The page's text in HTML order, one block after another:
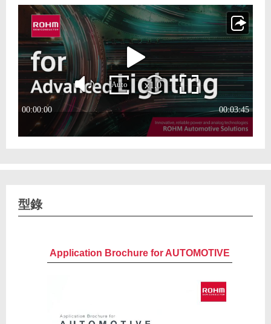
型錄
Application Brochure for AUTOMOTIVE